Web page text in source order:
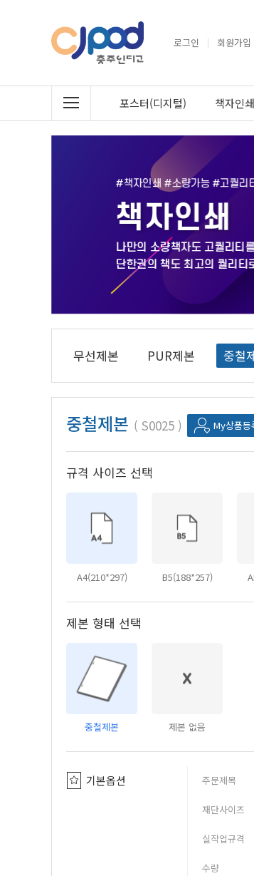
로그인 회원가입
포스터(디지털) 책자인쇄
무선제본 PUR제본 중철
중철제본 S0025 My상품등
규격 사이즈 선택
A4(210*297) B5(188*257)
제본 형태 선택
중철제본 제본 없음
기본옵션 주문제목
재단사이즈
실작업규격
수량